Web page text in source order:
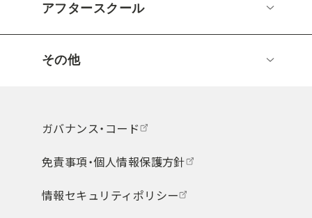
アフタースクール
その他
ガバナンス・コード
免責事項・個人情報保護方針
情報セキュリティポリシー